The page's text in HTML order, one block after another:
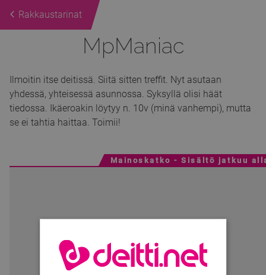
Rakkaustarinat
MpManiac
Ilmoitin itse deitissä. Siitä sitten treffit. Nyt asutaan
yhdessä, yhteisessä asunnossa. Syksyllä olisi häät
tiedossa. Ikäeroakin löytyy n. 10v (minä vanhempi), mutta
se ei tahtia haittaa. Toimii!
Mainoskatko - Sisältö jatkuu